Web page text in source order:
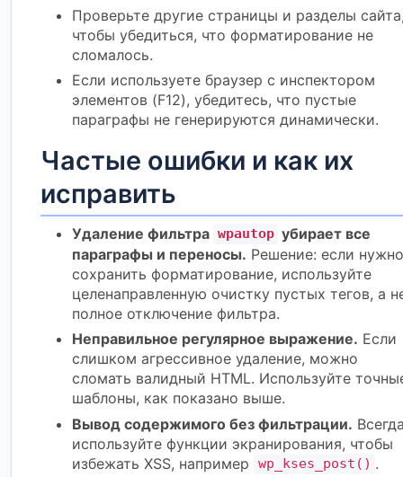
Проверьте другие страницы и разделы
чтобы убедиться, что форматирование не
сломалось.
Если используете браузер с инспектором
элементов (F12), убедитесь, что пустые
параграфы не генерируются динамически.
Частые ошибки и как их
исправить
Удаление фильтра wpautop убирает все
параграфы и переносы. Решение: если
сохранить форматирование, используйте
целенаправленную очистку пустых тегов, а
полное отключение фильтра.
Неправильное регулярное выражение. Если
слишком агрессивное удаление, можно
сломать валидный HTML. Используйте
шаблоны, как показано выше.
Вывод содержимого без фильтрации.
используйте функции экранирования, чтобы
избежать XSS, например
wp_kses_post() .